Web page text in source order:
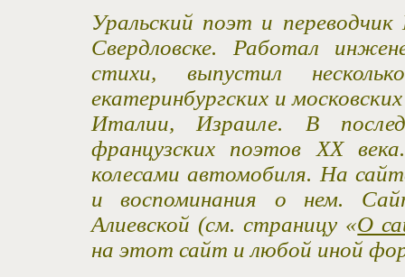
Уральский поэт и
Свердловске. Работал
стихи, выпустил
екатеринбургских и
Италии, Израиле. В
французских поэтов XX
колесами автомобиля. На
и воспоминания о нем.
Алиевской (см. страницу «О
на этот сайт и любой иной